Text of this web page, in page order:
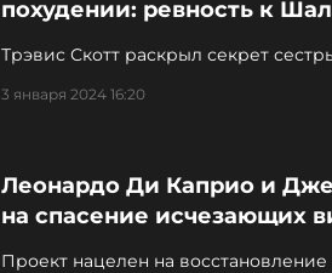
похудении: ревность к
Трэвис Скотт раскрыл секрет
3 января 2024 16:20
Леонардо Ди Каприо и
на спасение исчезающих
Проект нацелен на